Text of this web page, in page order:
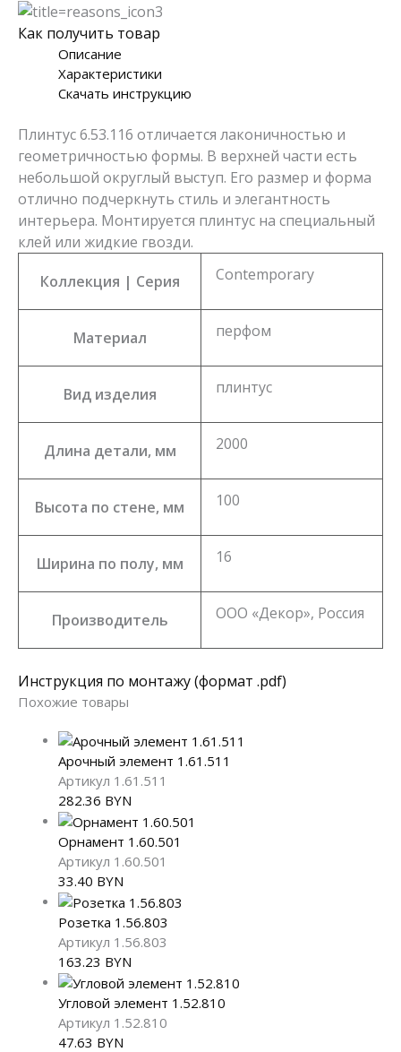
Как получить товар
Описание
Характеристики
Скачать инструкцию
Плинтус 6.53.116 отличается лаконичностью и
геометричностью формы. В верхней части есть
небольшой округлый выступ. Его размер и форма
отлично подчеркнуть стиль и элегантность
интерьера. Монтируется плинтус на специальный
клей или жидкие гвозди.
Коллекция | Серия
Contemporary
Материал перфом
Вид изделия плинтус
Длина детали, мм 2000
Высота по стене, мм 100
Ширина по полу, мм 16
Производитель ООО «Декор», Россия
Инструкция по монтажу(формат .pdf)
Похожие товары
Арочный элемент 1.61.511
Артикул 1.61.511
282.36 BYN
Орнамент 1.60.501
Артикул 1.60.501
33.40 BYN
Розетка 1.56.803
Артикул 1.56.803
163.23 BYN
Угловой элемент 1.52.810
Артикул 1.52.810
47.63 BYN